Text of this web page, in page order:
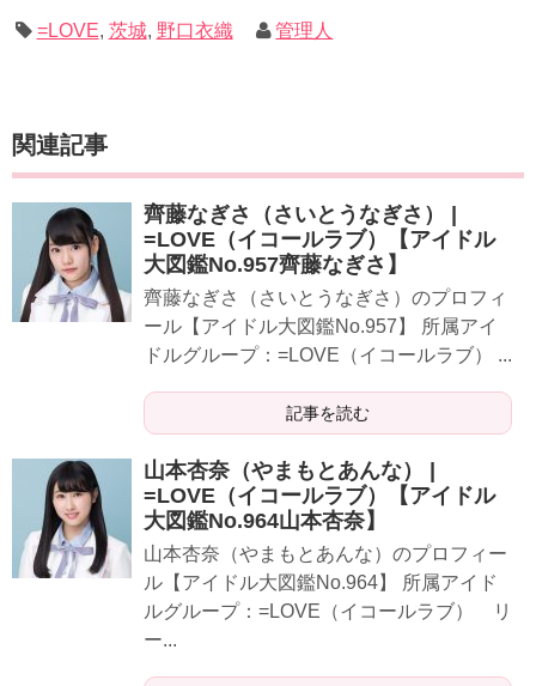
=LOVE, 茨城, 野口衣織 管理人
関連記事
齊藤なぎさ（さいとうなぎさ） |
=LOVE（イコールラブ）【アイドル
大図鑑No.957齊藤なぎさ】
​​​​齊藤なぎさ（さいとうなぎさ）のプロフィ
ール【アイドル大図鑑No.957】 所属アイ
ドルグループ：=LOVE（イコールラブ） ...
記事を読む
山本杏奈（やまもとあんな） |
=LOVE（イコールラブ）【アイドル
大図鑑No.964山本杏奈】
​​​​山本杏奈（やまもとあんな）のプロフィー
ル【アイドル大図鑑No.964】 所属アイド
ルグループ：=LOVE（イコールラブ） リ
ー...